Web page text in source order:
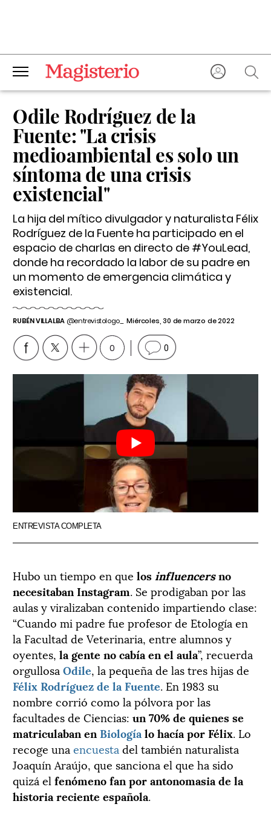
Odile Rodríguez de la
Fuente: "La crisis
medioambiental es solo un
síntoma de una crisis
existencial"
La hija del mítico divulgador y naturalista Félix
Rodríguez de la Fuente ha participado en el
espacio de charlas en directo de #YouLead,
donde ha recordado la labor de su padre en
un momento de emergencia climática y
existencial.
RUBÉN VILLALBA @entrevistologo_ Miércoles, 30 de marzo de 2022
0 0
ENTREVISTA COMPLETA
Hubo un tiempo en que los influencersno
necesitaban Instagram. Se prodigaban por las
aulas y viralizaban contenido impartiendo clase:
“Cuando mi padre fue profesor de Etología en
la Facultad de Veterinaria, entre alumnos y
oyentes, la gente no cabía en el aula”, recuerda
orgullosa Odile, la pequeña de las tres hijas de
Félix Rodríguez de la Fuente. En 1983 su
nombre corrió como la pólvora por las
facultades de Ciencias: un 70% de quienes se
matriculaban en Biología lo hacía por Félix. Lo
recoge una encuesta del también naturalista
Joaquín Araújo, que sanciona el que ha sido
quizá el fenómeno fan por antonomasia de la
historia reciente española.